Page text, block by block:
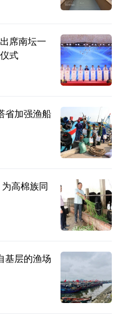
席南坛一
式
省加强渔船
高棉族同
基层的渔场